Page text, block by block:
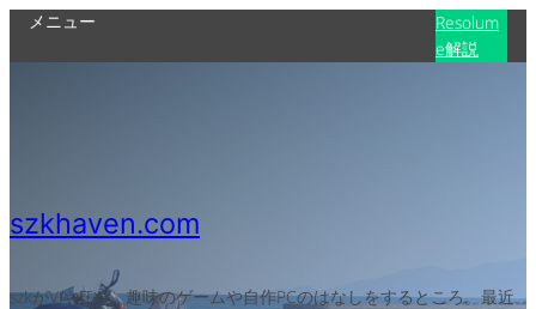
メニュー
Resolum
e解説
szkhaven.com
szkがVJやITや、趣味のゲームや自作PCのはなしをするところ。最近